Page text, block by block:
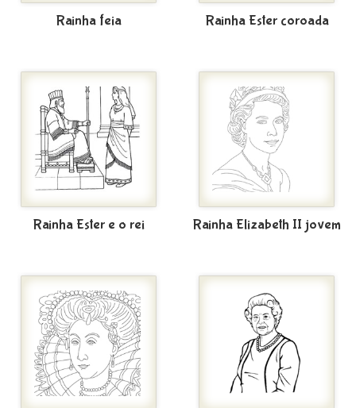
Rainha feia Rainha Ester coroada
Rainha Ester e o rei Rainha Elizabeth II jovem